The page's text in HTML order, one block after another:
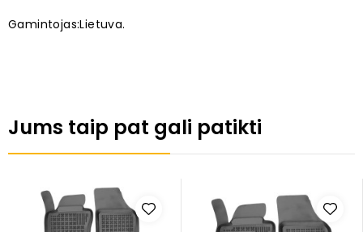
Gamintojas:Lietuva.
Jums taip pat gali patikti